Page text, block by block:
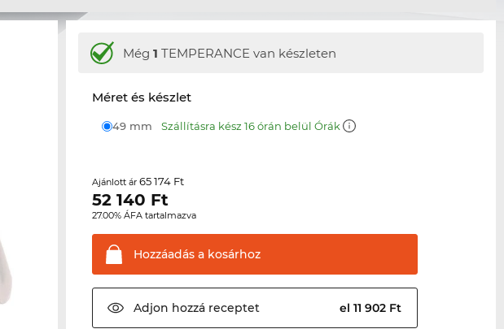
Még1 TEMPERANCE van készleten
Méret és készlet
49 mm Szállításra kész 16 órán belül Órák
Ajánlott ár65 174 Ft
52 140 Ft
27.00% ÁFA tartalmazva
Hozzáadás a kosárhoz
Adjon hozzá receptet el 11 902 Ft